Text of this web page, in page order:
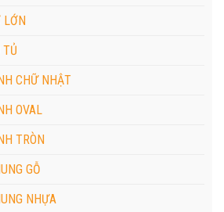
LỚN
TỦ
CHỮ NHẬT
OVAL
TRÒN
GỖ
NHỰA